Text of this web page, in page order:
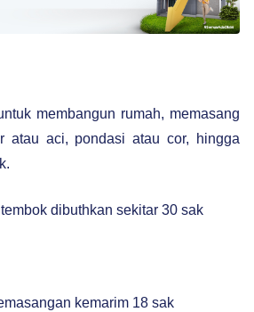
membangun rumah, memasang
atau aci, pondasi atau cor, hingga
dibuthkan sekitar 30 sak
kemarim 18 sak